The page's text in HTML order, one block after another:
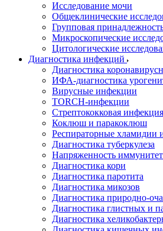
Исследование мочи
Общеклинические
Групповая
Микроскопические
Цитологические
Диагностика инфекций
Диагностика
ИФА-диагностика
Вирусные инфекции
TORCH-инфекции
Стрептококковая инфекция
Коклюш и паракоклюш
Респираторные хламидии
Диагностика туберкулеза
Напряженность
Диагностика кори
Диагностика паротита
Диагностика микозов
Диагностика природно-
Диагностика глистных и
Диагностика